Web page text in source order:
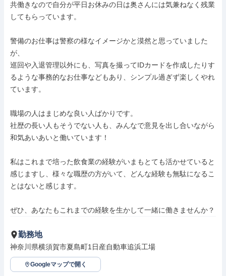
共働きなので自分が平日お休みの日は奥さんには気兼ねなく残業
してもらっています。
警備のお仕事は警察の様なイメージかと漠然と思っていました
が、
巡回や入退管理以外にも、写真を撮ってIDカードを作成したりす
るような事務的なお仕事などもあり、シンプル過ぎず楽しくやれ
ています。
職場の人はまじめな良い人ばかりです。
社歴の長い人もそうでない人も、みんなで意見を出し合いながら
和気あいあいと働いています！
私はこれまで培った飲食業の経験がいまもとても活かせていると
感じますし、様々な職歴の方がいて、どんな経験も無駄になるこ
とはないと感じます。
ぜひ、あなたもこれまでの経験を生かして一緒に働きませんか？
勤務地
神奈川県横須賀市夏島町1日産自動車追浜工場
Googleマップで開く